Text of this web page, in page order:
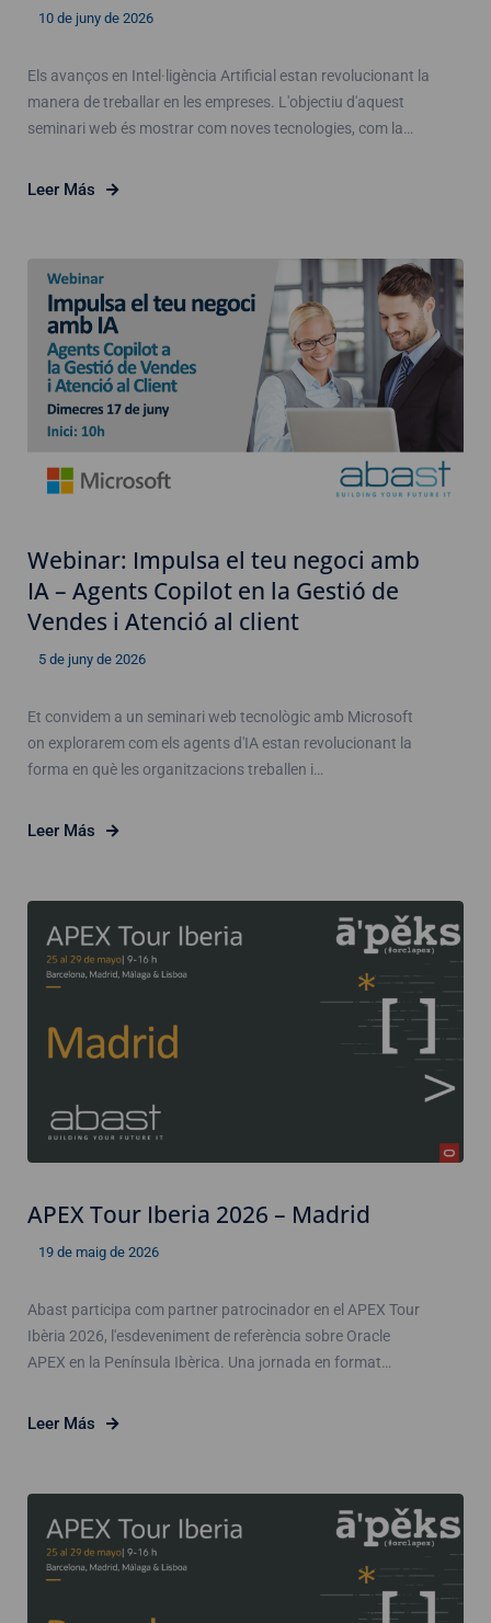
10 de juny de 2026
Els avanços en Intel·ligència Artificial estan revolucionant la
manera de treballar en les empreses. L'objectiu d'aquest
seminari web és mostrar com noves tecnologies, com la…
Leer Más
Webinar: Impulsa el teu negoci amb
IA – Agents Copilot en la Gestió de
Vendes i Atenció al client
5 de juny de 2026
Et convidem a un seminari web tecnològic amb Microsoft
on explorarem com els agents d'IA estan revolucionant la
forma en què les organitzacions treballen i…
Leer Más
APEX Tour Iberia 2026 – Madrid
19 de maig de 2026
Abast participa com partner patrocinador en el APEX Tour
Ibèria 2026, l'esdeveniment de referència sobre Oracle
APEX en la Península Ibèrica. Una jornada en format…
Leer Más